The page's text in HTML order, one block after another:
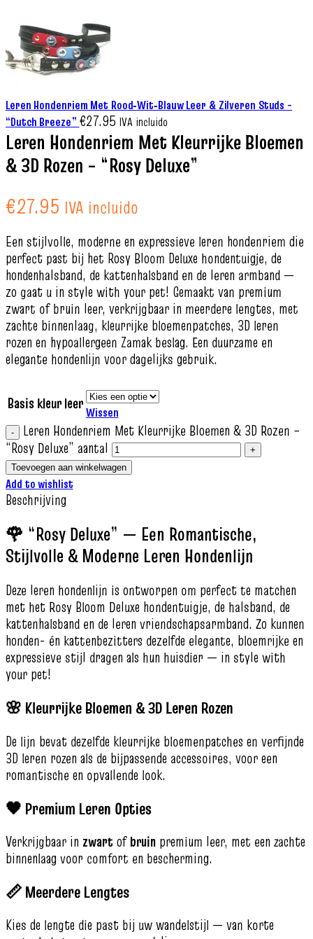
Leren Hondenriem Met Rood‑Wit‑Blauw Leer & Zilveren Studs –
“Dutch Breeze” €27.95 IVA incluido
Leren Hondenriem Met Kleurrijke Bloemen
& 3D Rozen – “Rosy Deluxe”
€27.95 IVA incluido
Een stijlvolle, moderne en expressieve leren hondenriem die
perfect past bij het Rosy Bloom Deluxe hondentuigje, de
hondenhalsband, de kattenhalsband en de leren armband —
zo gaat u in style with your pet! Gemaakt van premium
zwart of bruin leer, verkrijgbaar in meerdere lengtes, met
zachte binnenlaag, kleurrijke bloemenpatches, 3D leren
rozen en hypoallergeen Zamak beslag. Een duurzame en
elegante hondenlijn voor dagelijks gebruik.
Basis kleur leerWissen
Leren Hondenriem Met Kleurrijke Bloemen & 3D Rozen –
“Rosy Deluxe” aantal
Toevoegen aan winkelwagen
Add to wishlist
Beschrijving
🌹 “Rosy Deluxe” — Een Romantische,
Stijlvolle & Moderne Leren Hondenlijn
Deze leren hondenlijn is ontworpen om perfect te matchen
met het Rosy Bloom Deluxe hondentuigje, de halsband, de
kattenhalsband en de leren vriendschapsarmband. Zo kunnen
honden- én kattenbezitters dezelfde elegante, bloemrijke en
expressieve stijl dragen als hun huisdier — in style with
your pet!
🌸 Kleurrijke Bloemen & 3D Leren Rozen
De lijn bevat dezelfde kleurrijke bloemenpatches en verfijnde
3D leren rozen als de bijpassende accessoires, voor een
romantische en opvallende look.
🖤 Premium Leren Opties
Verkrijgbaar in zwartofbruin premium leer, met een zachte
binnenlaag voor comfort en bescherming.
📏 Meerdere Lengtes
Kies de lengte die past bij uw wandelstijl — van korte